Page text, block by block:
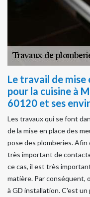
Le travail de mise
pour la cuisine à
60120 et ses
Les travaux qui se font
de la mise en place des
pose des plomberies.
très important de
ce cas, il est très
matière. Par conséquent,
à GD installation. C'est